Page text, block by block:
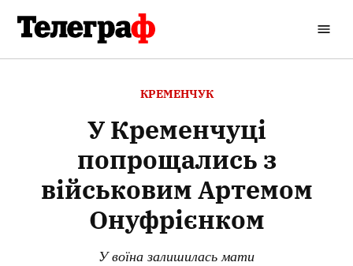
вмісту
Телеграф
ОПУБЛІКОВАНО
КРЕМЕНЧУК
У Кременчуці
попрощались з
військовим Артемом
Онуфрієнком
У воїна залишилась мати